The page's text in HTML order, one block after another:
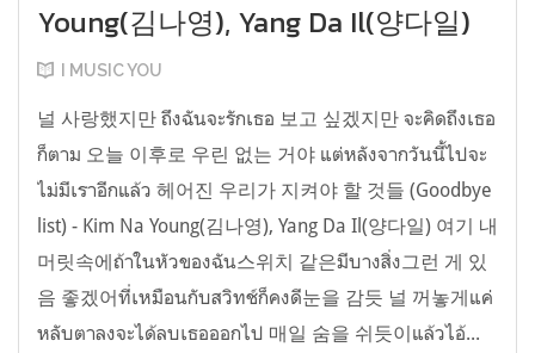
Young(김나영), Yang Da Il(양다일)
I MUSIC YOU
널 사랑했지만 ถึงฉันจะรักเธอ 보고 싶겠지만 จะคิดถึงเธอ
ก็ตาม 오늘 이후로 우린 없는 거야 แต่หลังจากวันนี้ไปจะ
ไม่มีเราอีกแล้ว 헤어진 우리가 지켜야 할 것들 (Goodbye
list) - Kim Na Young(김나영), Yang Da Il(양다일) 여기 내
머릿속에ถ้าในหัวของฉัน스위치 같은มีบางสิ่ง그런 게 있
음 좋겠어ที่เหมือนกับสวิทช์ก็คงดี눈을 감듯 널 꺼놓게แค่
หลับตาลงจะได้ลบเธอออกไป 매일 숨을 쉬듯이แล้วไอ้...